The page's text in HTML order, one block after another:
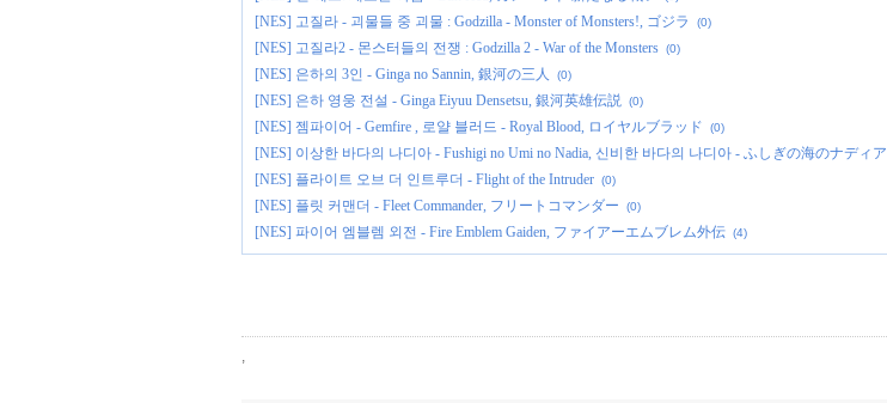
[NES] 고질라 - 괴물들 중 괴물 : Godzilla - Monster of Monsters!, ゴジラ (0)
[NES] 고질라2 - 몬스터들의 전쟁 : Godzilla 2 - War of the Monsters (0)
[NES] 은하의 3인 - Ginga no Sannin, 銀河の三人 (0)
[NES] 은하 영웅 전설 - Ginga Eiyuu Densetsu, 銀河英雄伝説 (0)
[NES] 젬파이어 - Gemfire , 로얄 블러드 - Royal Blood, ロイヤルブラッド (0)
[NES] 이상한 바다의 나디아 - Fushigi no Umi no Nadia, 신비한 바다의 나디아 - ふしぎの海のナディア
[NES] 플라이트 오브 더 인트루더 - Flight of the Intruder (0)
[NES] 플릿 커맨더 - Fleet Commander, フリートコマンダー (0)
[NES] 파이어 엠블렘 외전 - Fire Emblem Gaiden, ファイアーエムブレム外伝 (4)
,